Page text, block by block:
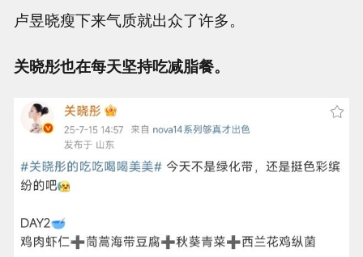
卢昱晓瘦下来气质就出众了许多。
关晓彤也在每天坚持吃减脂餐。